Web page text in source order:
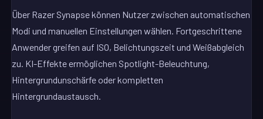
Über Razer Synapse können Nutzer zwischen automatischen
Modi und manuellen Einstellungen wählen. Fortgeschrittene
Anwender greifen auf ISO, Belichtungszeit und Weißabgleich
zu. KI-Effekte ermöglichen Spotlight-Beleuchtung,
Hintergrundunschärfe oder kompletten
Hintergrundaustausch.